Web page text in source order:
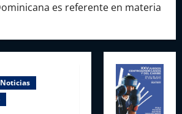
es referente en materia
Noticias